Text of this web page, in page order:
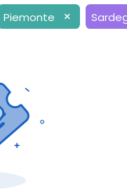
Piemonte ×